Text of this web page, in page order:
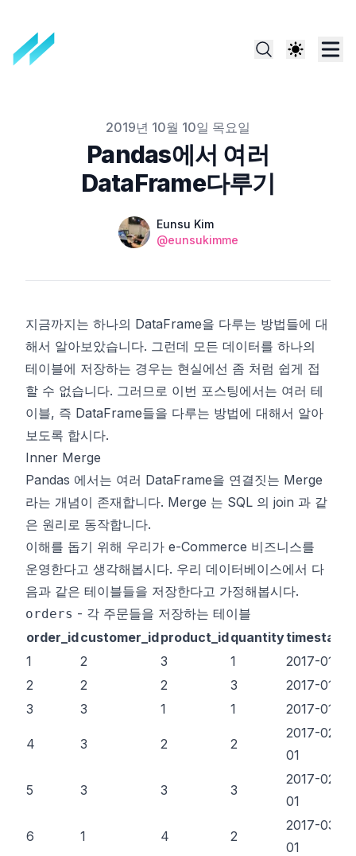
2019년 10월 10일 목요일
Pandas에서 여러
DataFrame다루기
Name
Eunsu Kim
Twitter
@eunsukimme
지금까지는 하나의 DataFrame을 다루는 방법들에 대
해서 알아보았습니다. 그런데 모든 데이터를 하나의
테이블에 저장하는 경우는 현실에선 좀 처럼 쉽게 접
할 수 없습니다. 그러므로 이번 포스팅에서는 여러 테
이블, 즉 DataFrame들을 다루는 방법에 대해서 알아
보도록 합시다.
Inner Merge
Pandas 에서는 여러 DataFrame을 연결짓는 Merge
라는 개념이 존재합니다. Merge 는 SQL 의 join 과 같
은 원리로 동작합니다.
이해를 돕기 위해 우리가 e-Commerce 비즈니스를
운영한다고 생각해봅시다. 우리 데이터베이스에서 다
음과 같은 테이블들을 저장한다고 가정해봅시다.
orders - 각 주문들을 저장하는 테이블
order_idcustomer_idproduct_idquantitytimestamp
1
2 3 1
2017-01-01
2
2 2 3
2017-01-01
3
3 1 1 2017-01-01
4 3 2 2
2017-02-
01
5 3 3 3
2017-02-
01
6 1 4 2
2017-03-
01